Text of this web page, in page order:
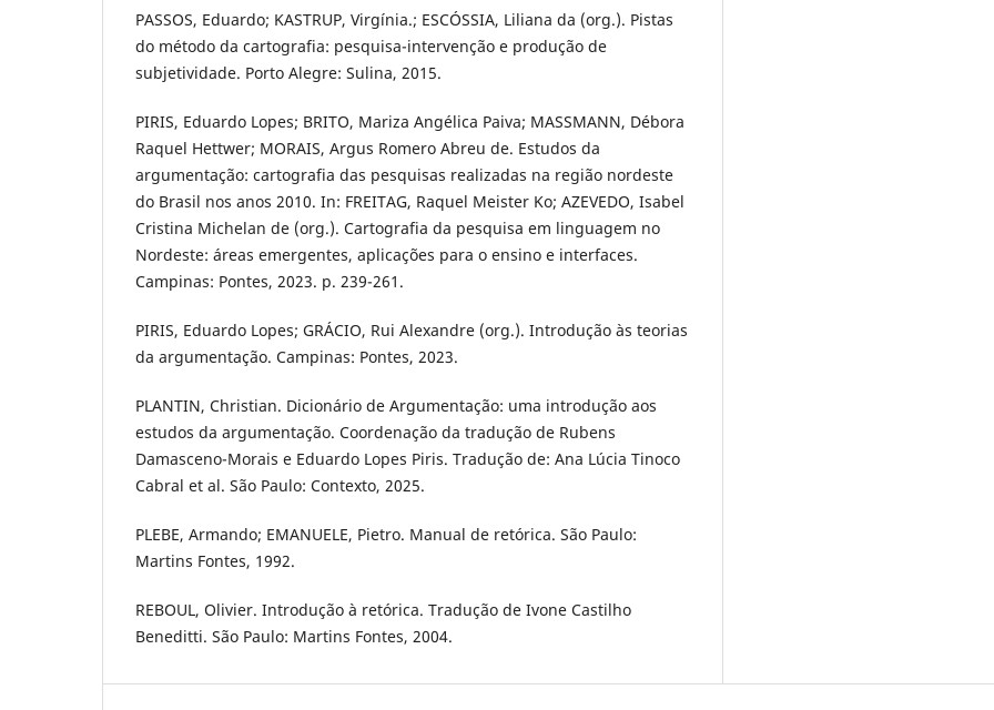
PASSOS, Eduardo; KASTRUP, Virgínia.; ESCÓSSIA, Liliana da (org.). Pistas
do método da cartografia: pesquisa-intervenção e produção de
subjetividade. Porto Alegre: Sulina, 2015.
PIRIS, Eduardo Lopes; BRITO, Mariza Angélica Paiva; MASSMANN, Débora
Raquel Hettwer; MORAIS, Argus Romero Abreu de. Estudos da
argumentação: cartografia das pesquisas realizadas na região nordeste
do Brasil nos anos 2010. In: FREITAG, Raquel Meister Ko; AZEVEDO, Isabel
Cristina Michelan de (org.). Cartografia da pesquisa em linguagem no
Nordeste: áreas emergentes, aplicações para o ensino e interfaces.
Campinas: Pontes, 2023. p. 239-261.
PIRIS, Eduardo Lopes; GRÁCIO, Rui Alexandre (org.). Introdução às teorias
da argumentação. Campinas: Pontes, 2023.
PLANTIN, Christian. Dicionário de Argumentação: uma introdução aos
estudos da argumentação. Coordenação da tradução de Rubens
Damasceno-Morais e Eduardo Lopes Piris. Tradução de: Ana Lúcia Tinoco
Cabral et al. São Paulo: Contexto, 2025.
PLEBE, Armando; EMANUELE, Pietro. Manual de retórica. São Paulo:
Martins Fontes, 1992.
REBOUL, Olivier. Introdução à retórica. Tradução de Ivone Castilho
Beneditti. São Paulo: Martins Fontes, 2004.